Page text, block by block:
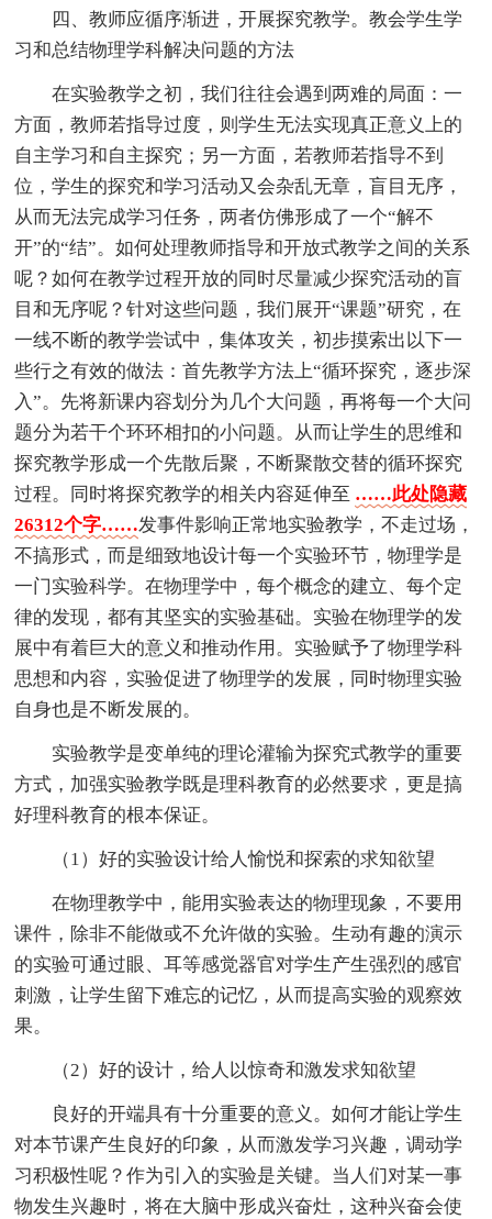
四、教师应循序渐进，开展探究教学。教会学生学
习和总结物理学科解决问题的方法
在实验教学之初，我们往往会遇到两难的局面：一
方面，教师若指导过度，则学生无法实现真正意义上的
自主学习和自主探究；另一方面，若教师若指导不到
位，学生的探究和学习活动又会杂乱无章，盲目无序，
从而无法完成学习任务，两者仿佛形成了一个“解不
开”的“结”。如何处理教师指导和开放式教学之间的关系
呢？如何在教学过程开放的同时尽量减少探究活动的盲
目和无序呢？针对这些问题，我们展开“课题”研究，在
一线不断的教学尝试中，集体攻关，初步摸索出以下一
些行之有效的做法：首先教学方法上“循环探究，逐步深
入”。先将新课内容划分为几个大问题，再将每一个大问
题分为若干个环环相扣的小问题。从而让学生的思维和
探究教学形成一个先散后聚，不断聚散交替的循环探究
过程。同时将探究教学的相关内容延伸至 ……此处隐藏
26312个字……发事件影响正常地实验教学，不走过场，
不搞形式，而是细致地设计每一个实验环节，物理学是
一门实验科学。在物理学中，每个概念的建立、每个定
律的发现，都有其坚实的实验基础。实验在物理学的发
展中有着巨大的意义和推动作用。实验赋予了物理学科
思想和内容，实验促进了物理学的发展，同时物理实验
自身也是不断发展的。
实验教学是变单纯的理论灌输为探究式教学的重要
方式，加强实验教学既是理科教育的必然要求，更是搞
好理科教育的根本保证。
（1）好的实验设计给人愉悦和探索的求知欲望
在物理教学中，能用实验表达的物理现象，不要用
课件，除非不能做或不允许做的实验。生动有趣的演示
的实验可通过眼、耳等感觉器官对学生产生强烈的感官
刺激，让学生留下难忘的记忆，从而提高实验的观察效
果。
（2）好的设计，给人以惊奇和激发求知欲望
良好的开端具有十分重要的意义。如何才能让学生
对本节课产生良好的印象，从而激发学习兴趣，调动学
习积极性呢？作为引入的实验是关键。当人们对某一事
物发生兴趣时，将在大脑中形成兴奋灶，这种兴奋会使